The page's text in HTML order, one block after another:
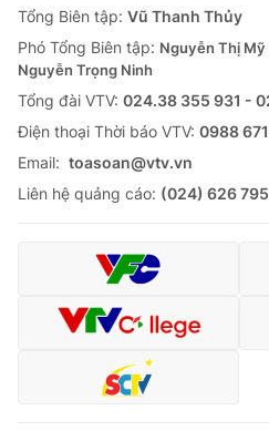
Tổng Biên tập: Vũ Thanh Thủy
Phó Tổng Biên tập: Nguyễn Thị Mỹ
Nguyễn Trọng Ninh
Tổng đài VTV: 024.38 355 931 -
Ðiện thoại Thời báo VTV: 0988
Email: toasoan@vtv.vn
Liên hệ quảng cáo: (024) 626